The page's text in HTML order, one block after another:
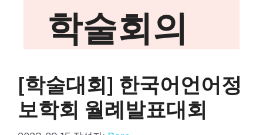
학술회의
[학술대회] 한국어언어정
보학회 월례발표대회